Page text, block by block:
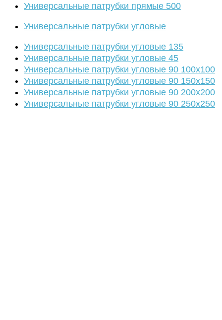
Универсальные патрубки прямые 500
Универсальные патрубки угловые
Универсальные патрубки угловые 135
Универсальные патрубки угловые 45
Универсальные патрубки угловые 90 100х100
Универсальные патрубки угловые 90 150х150
Универсальные патрубки угловые 90 200х200
Универсальные патрубки угловые 90 250х250